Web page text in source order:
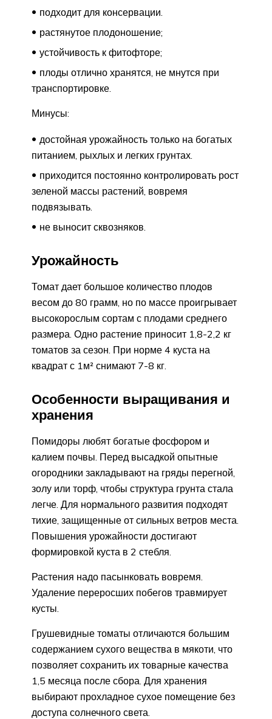
подходит для консервации.
растянутое плодоношение;
устойчивость к фитофторе;
плоды отлично хранятся, не мнутся при
транспортировке.
Минусы:
достойная урожайность только на богатых
питанием, рыхлых и легких грунтах.
приходится постоянно контролировать рост
зеленой массы растений, вовремя
подвязывать.
не выносит сквозняков.
Урожайность
Томат дает большое количество плодов
весом до 80 грамм, но по массе проигрывает
высокорослым сортам с плодами среднего
размера. Одно растение приносит 1,8-2,2 кг
томатов за сезон. При норме 4 куста на
квадрат с 1м² снимают 7-8 кг.
Особенности выращивания и
хранения
Помидоры любят богатые фосфором и
калием почвы. Перед высадкой опытные
огородники закладывают на гряды перегной,
золу или торф, чтобы структура грунта стала
легче. Для нормального развития подходят
тихие, защищенные от сильных ветров места.
Повышения урожайности достигают
формировкой куста в 2 стебля.
Растения надо пасынковать вовремя.
Удаление переросших побегов травмирует
кусты.
Грушевидные томаты отличаются большим
содержанием сухого вещества в мякоти, что
позволяет сохранить их товарные качества
1,5 месяца после сбора. Для хранения
выбирают прохладное сухое помещение без
доступа солнечного света.